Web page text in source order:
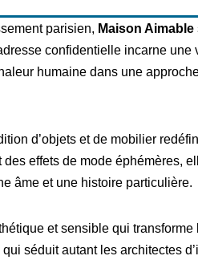
parisien, Maison Aimable
confidentielle incarne
humaine dans une
d’objets et de mobilier
effets de mode éphémères,
âme et une histoire particulière.
et sensible qui transforme
séduit autant les architectes